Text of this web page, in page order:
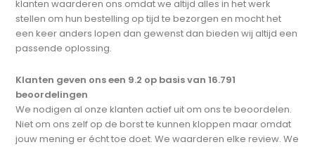
klanten waarderen ons omdat we altijd alles in het werk
stellen om hun bestelling op tijd te bezorgen en mocht het
een keer anders lopen dan gewenst dan bieden wij altijd een
passende oplossing.
Klanten geven ons een 9.2 op basis van 16.791
beoordelingen
We nodigen al onze klanten actief uit om ons te beoordelen.
Niet om ons zelf op de borst te kunnen kloppen maar omdat
jouw mening er écht toe doet. We waarderen elke review. We